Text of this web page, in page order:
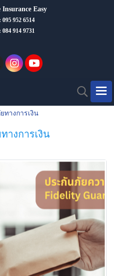
Insurance Easy
: 095 952 6514
914 9731
ทางการเงิน
างการเงิน